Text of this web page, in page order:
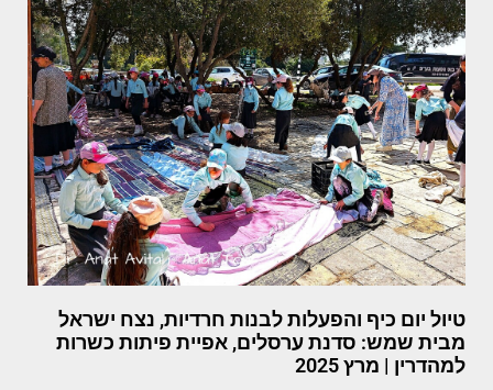
טיול יום כיף והפעלות לבנות חרדיות, נצח ישראל
מבית שמש: סדנת ערסלים, אפיית פיתות כשרות
למהדרין | מרץ 2025